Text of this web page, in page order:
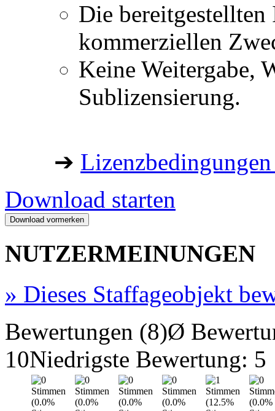
Die
kommerziellen
Keine Weitergabe,
Sublizensierung.
➔
Download starten
NUTZERMEINUNGEN
» Dieses Staffageobjekt
Bewertungen (8)Ø
10Niedrigste Bewertung: 5